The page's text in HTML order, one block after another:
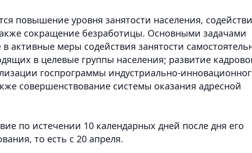
повышение уровня занятости населения,
сокращение безработицы. Основными задачами
активные меры содействия занятости
в целевые группы населения; развитие
госпрограммы индустриально-
совершенствование системы оказания адресной
по истечении 10 календарных дней после дня его
то есть с 20 апреля.